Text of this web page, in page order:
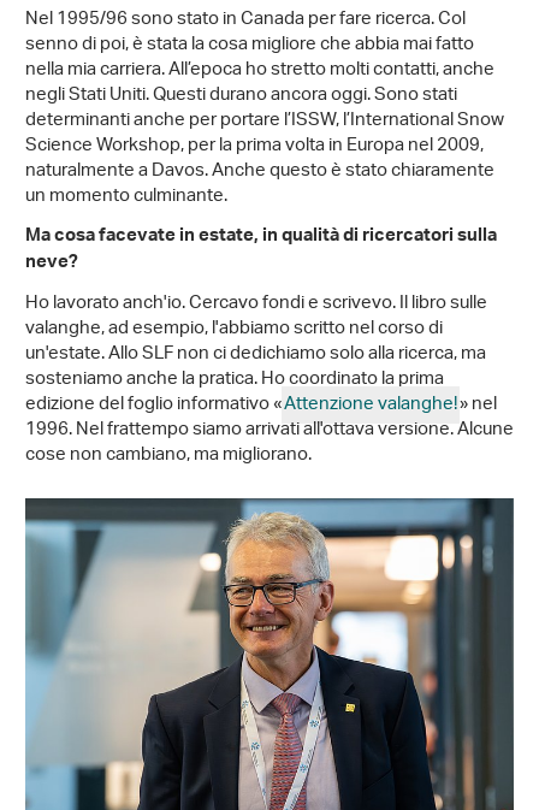
Nel 1995/96 sono stato in Canada per fare ricerca. Col
senno di poi, è stata la cosa migliore che abbia mai fatto
nella mia carriera. All’epoca ho stretto molti contatti, anche
negli Stati Uniti. Questi durano ancora oggi. Sono stati
determinanti anche per portare l’ISSW, l’International Snow
Science Workshop, per la prima volta in Europa nel 2009,
naturalmente a Davos. Anche questo è stato chiaramente
un momento culminante.
Ma cosa facevate in estate, in qualità di ricercatori sulla
neve?
Ho lavorato anch'io. Cercavo fondi e scrivevo. Il libro sulle
valanghe, ad esempio, l'abbiamo scritto nel corso di
un'estate. Allo SLF non ci dedichiamo solo alla ricerca, ma
sosteniamo anche la pratica. Ho coordinato la prima
edizione del foglio informativo «Attenzione valanghe!» nel
1996. Nel frattempo siamo arrivati all'ottava versione. Alcune
cose non cambiano, ma migliorano.